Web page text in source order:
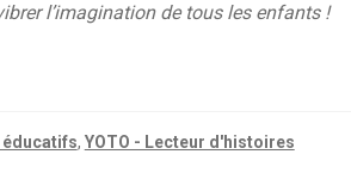
l’imagination de tous les enfants !
éducatifs, YOTO - Lecteur d'histoires